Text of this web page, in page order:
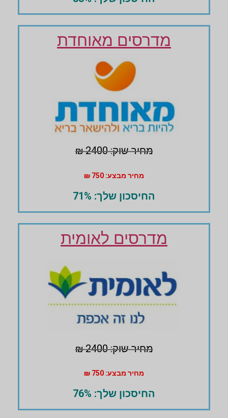
מדרסים מאוחדת
מחיר שוק: 2400 ₪
מחיר מבצע: 750 ₪
החיסכון שלך: 71%
מדרסים לאומית
מחיר שוק: 2400 ₪
מחיר מבצע: 750 ₪
החיסכון שלך: 76%